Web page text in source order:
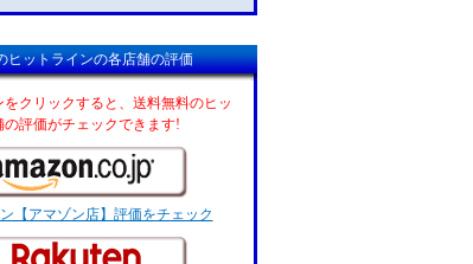
ヒットラインの各店舗の評価
クリックすると、送料無料のヒッ
の評価がチェックできます!
【アマゾン店】評価をチェック